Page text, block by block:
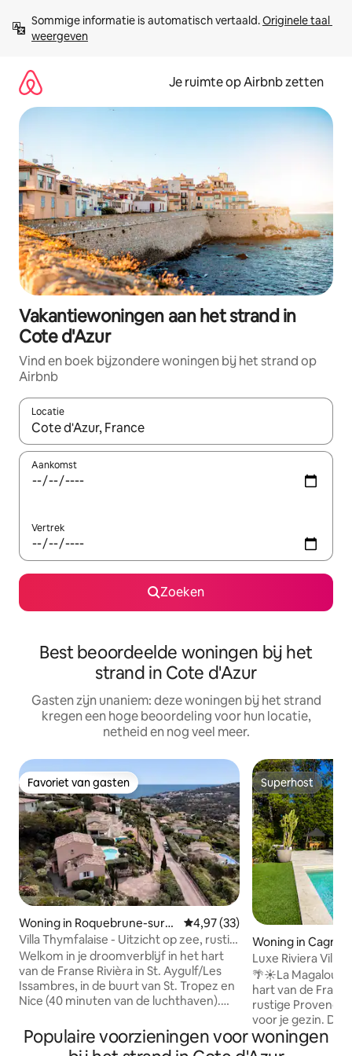
direct
naar
Sommige informatie is automatisch vertaald. Originele taal
weergeven
Je ruimte op Airbnb zetten
Vakantiewoningen aan het strand in
Cote d'Azur
Vind en boek bijzondere woningen bij het strand op
Airbnb
Locatie
Wanneer er suggesties beschikbaar zijn, maak je een keuze
Aankomst
Vertrek
Zoeken
Best beoordeelde woningen bij het
strand in Cote d'Azur
Gasten zijn unaniem: deze woningen bij het strand
kregen een hoge beoordeling voor hun locatie,
netheid en nog veel meer.
Favoriet van gasten
Favoriet van gasten
Woning in Roquebrune-sur-
Argens
Gemiddelde beoordeling van
4,97 (33)
Villa Thymfalaise - Uitzicht op zee, rustig,
strand, tennis
Welkom in je droomverblijf in het hart
van de Franse Rivièra in St. Aygulf/Les
Issambres, in de buurt van St. Tropez en
Nice (40 minuten van de luchthaven).
eigen VERWARMD zwembad ligt op
slechts 700 meter van het strand,
Superhost
Superhost
Woning in
Luxe Riviera
wandelafstand
centrum
🌴☀️La
hart van de
rustige
voor je gezin.
verwarmd
mediterrane tuin
Populaire voorzieningen voor woningen